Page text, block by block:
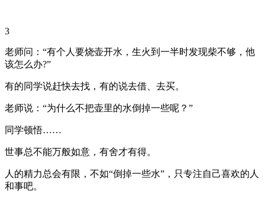
3
老师问：“有个人要烧壶开水，生火到一半时发现柴不够，他
该怎么办?”
有的同学说赶快去找，有的说去借、去买。
老师说：“为什么不把壶里的水倒掉一些呢？”
同学顿悟……
世事总不能万般如意，有舍才有得。
人的精力总会有限，不如“倒掉一些水”，只专注自己喜欢的人
和事吧。